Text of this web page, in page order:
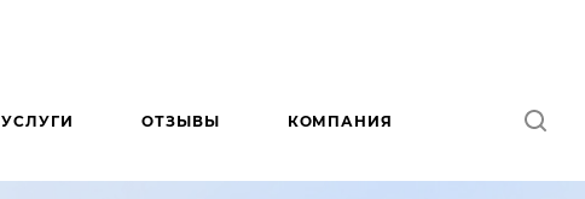
УСЛУГИ ОТЗЫВЫ КОМПАНИЯ